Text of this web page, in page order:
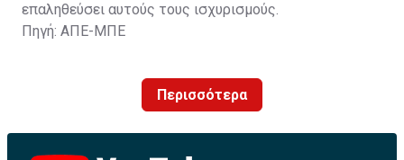
επαληθεύσει αυτούς τους ισχυρισμούς.
Πηγή: ΑΠΕ-ΜΠΕ
Περισσότερα